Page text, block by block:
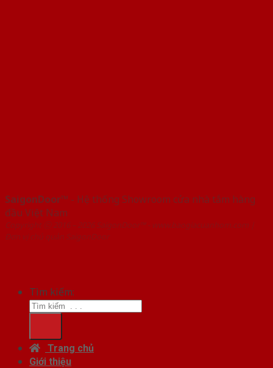
SaigonDoor™ - Hệ thống Showroom cửa nhà tắm hàng
đầu Việt Nam
Copyright ⓒ 2016 – 2026 SaigonDoor™ - www.baogiacuanhom.com |
Đơn vị chủ quản SaigonDoor
Tìm kiếm:
Trang chủ
Giới thiệu